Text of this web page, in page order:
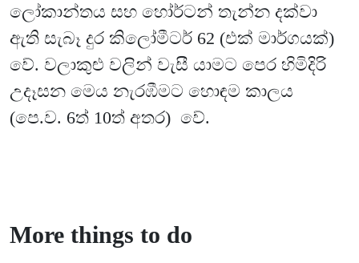
ලෝකාන්තය සහ හෝර්ටන් තැන්න දක්වා
ඇති සැබෑ දුර කිලෝමීටර් 62 (එක් මාර්ගයක්)
වේ. වලාකුළු වලින් වැසී යාමට පෙර හිමිදිරි
උදෑසන‍ මෙය නැරඹීමට හොඳම කාලය
(පෙ.ව. 6ත් 10ත් අතර) වේ.
More things to do